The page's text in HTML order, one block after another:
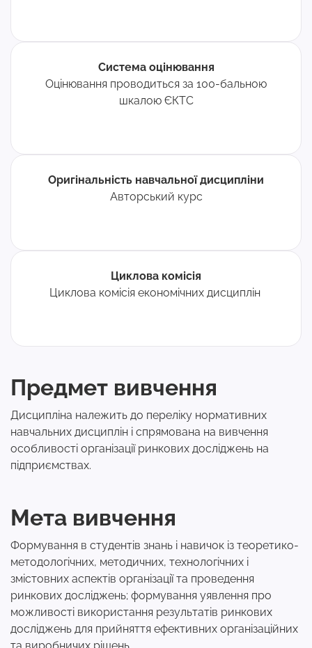
Система оцінювання
Оцінювання проводиться за 100-бальною
шкалою ЄКТС
Оригінальність навчальної дисципліни
Авторський курс
Циклова комісія
Циклова комісія економічних дисциплін
Предмет вивчення
Дисципліна належить до переліку нормативних
навчальних дисциплін і спрямована на вивчення
особливості організації ринкових досліджень на
підприємствах.
Мета вивчення
Формування в студентів знань і навичок із теоретико-
методологічних, методичних, технологічних і
змістовних аспектів організації та проведення
ринкових досліджень; формування уявлення про
можливості використання результатів ринкових
досліджень для прийняття ефективних організаційних